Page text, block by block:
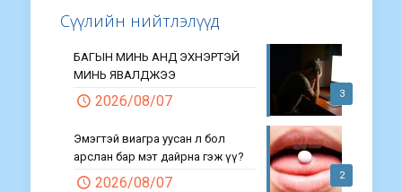
Сүүлийн нийтлэлүүд
3
БАГЫН МИНЬ АНД ЭХНЭРТЭЙ
МИНЬ ЯВАЛДЖЭЭ
2026/08/07
2
Эмэгтэй виагра уусан л бол
арслан бар мэт дайрна гэж үү?
2026/08/07